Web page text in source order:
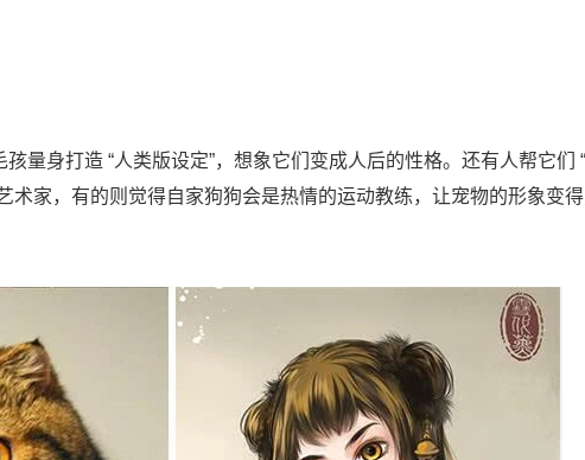
量身打造 “人类版设定”，想象它们变成人后的性格。还有人帮它们
术家，有的则觉得自家狗狗会是热情的运动教练，让宠物的形象变